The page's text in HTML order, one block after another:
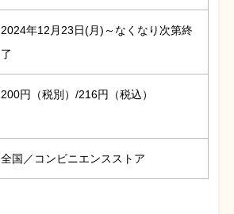
2024年12月23日(月)～なくなり次第終
了
200円（税別）/216円（税込）
全国／コンビニエンスストア